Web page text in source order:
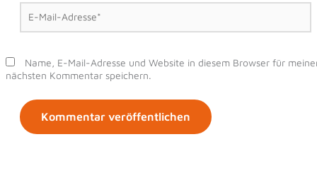
E-
Mail-
Adresse*
Name, E-Mail-Adresse und Website in diesem Browser für
nächsten Kommentar speichern.